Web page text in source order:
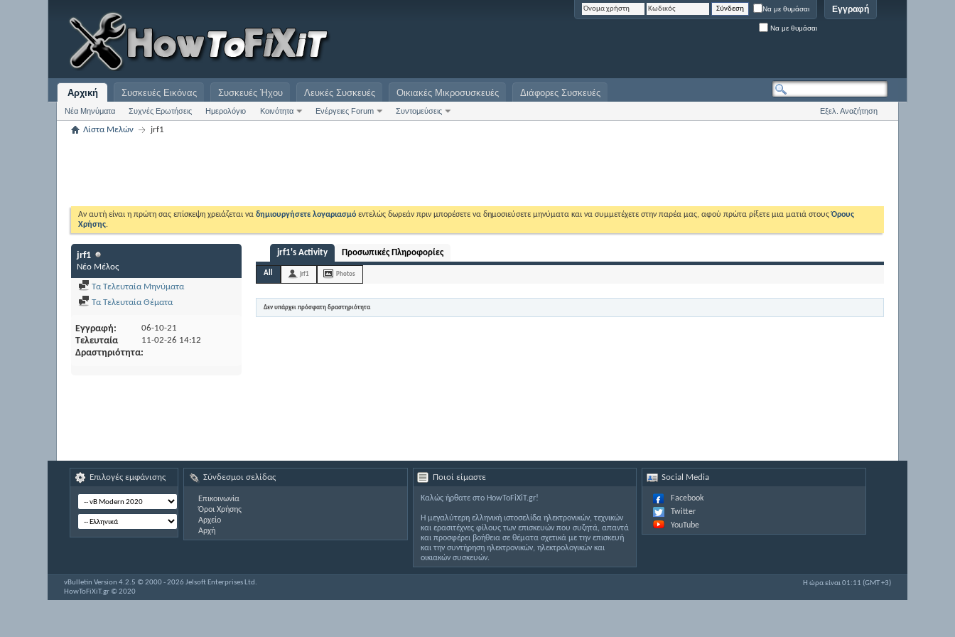
Εγγραφή
Να με θυμάσαι
Να με θυμάσαι
Αρχική
Νέα Μηνύματα Συχνές Ερωτήσεις Ημερολόγιο Κοινότητα Ενέργειες Forum Συντομεύσεις
Συσκευές Εικόνας Συσκευές Ήχου Λευκές Συσκευές Οικιακές Μικροσυσκευές Διάφορες Συσκευές
Εξελ. Αναζήτηση
Λίστα Μελών jrf1
Αν αυτή είναι η πρώτη σας επίσκεψη χρειάζεται ναδημιουργήσετε λογαριασμό εντελώς δωρεάν πριν μπορέσετε να δημοσιεύσετε μηνύματα και να συμμετέχετε στην παρέα μας, αφού πρώτα ρίξετε μια ματιά στουςΌρους
Χρήσης.
jrf1
Νέο Μέλος
Τα Τελευταία Μηνύματα
Τα Τελευταία Θέματα
Εγγραφή 06-10-21
Τελευταία
Δραστηριότητα
11-02-26 14:12
jrf1's Activity Προσωπικές Πληροφορίες
All jrf1 Photos
Δεν υπάρχει πρόσφατη δραστηριότητα
Επιλογές εμφάνισης Σύνδεσμοι σελίδας
Επικοινωνία
Όροι Χρήσης
Αρχείο
Αρχή
Ποιοί είμαστε
Καλώς ήρθατε στο HowToFiXiT.gr!
Η μεγαλύτερη ελληνική ιστοσελίδα ηλεκτρονικών, τεχνικών
και ερασιτέχνες φίλους των επισκευών που συζητά, απαντά
και προσφέρει βοήθεια σε θέματα σχετικά με την επισκευή
και την συντήρηση ηλεκτρονικών, ηλεκτρολογικών και
οικιακών συσκευών.
Social Media
Facebook
Twitter
YouTube
Η ώρα είναι01:11 (GMT +3)
vBulletin Version 4.2.5 © 2000 - 2026 Jelsoft Enterprises Ltd.
HowToFiXiT.gr © 2020